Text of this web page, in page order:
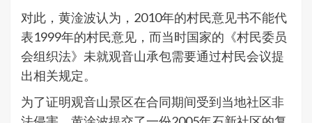
对此，黄淦波认为，2010年的村民意见书不能代
表1999年的村民意见，而当时国家的《村民委员
会组织法》未就观音山承包需要通过村民会议提
出相关规定。
为了证明观音山景区在合同期间受到当地社区非